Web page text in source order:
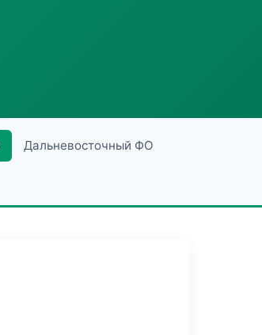
Дальневосточный ФО